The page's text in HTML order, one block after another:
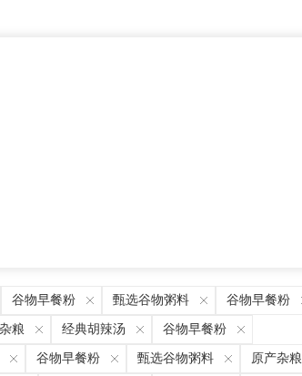
谷物早餐粉 甄选谷物粥料 谷物早餐粉
粮 经典胡辣汤 谷物早餐粉
谷物早餐粉 甄选谷物粥料 原产杂粮